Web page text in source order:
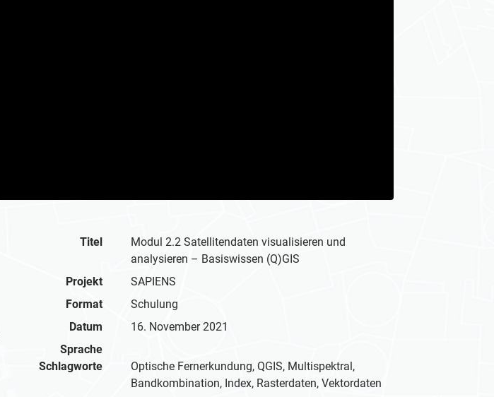
Titel
Modul 2.2 Satellitendaten visualisieren und
analysieren – Basiswissen (Q)GIS
Projekt
SAPIENS
Format
Schulung
Datum
16. November 2021
Sprache
Schlagworte
Optische Fernerkundung, QGIS, Multispektral,
Bandkombination, Index, Rasterdaten, Vektordaten